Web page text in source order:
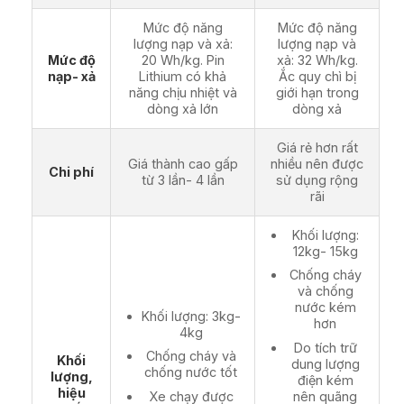
Mức độ
nạp- xả
Mức độ năng
lượng nạp và xả:
20 Wh/kg. Pin
Lithium có khả
năng chịu nhiệt và
dòng xả lớn
Mức độ năng
lượng nạp và
xả: 32 Wh/kg.
Ắc quy chì bị
giới hạn trong
dòng xả
Chi phí
Giá thành cao gấp
từ 3 lần- 4 lần
Giá rẻ hơn rất
nhiều nên được
sử dụng rộng
rãi
Khối
lượng,
hiệu
Khối lượng: 3kg-
4kg
Chống cháy và
chống nước tốt
Xe chạy được
Khối lượng:
12kg- 15kg
Chống cháy
và chống
nước kém
hơn
Do tích trữ
dung lượng
điện kém
nên quãng